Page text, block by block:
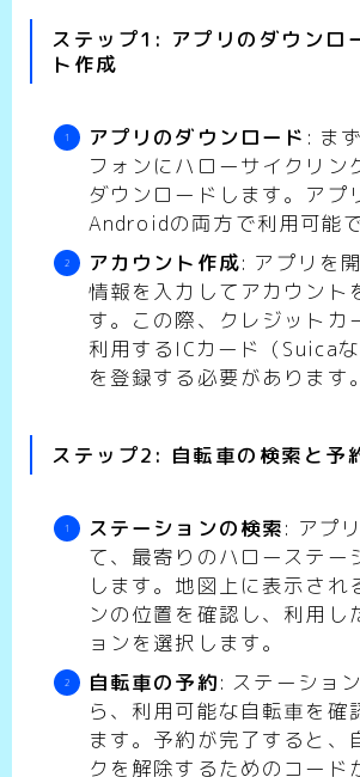
ステップ1: アプリのダウンロ
ト作成
アプリのダウンロード : ま
フォンにハローサイクリン
ダウンロードします。アプ
Androidの両方で利用可能で
アカウント作成: アプリを
情報を入力してアカウント
す。この際、クレジットカ
利用するICカード（Suica
を登録する必要があります。
ステップ2: 自転車の検索と予
ステーションの検索: アプ
て、最寄りのハローステー
します。地図上に表示され
ンの位置を確認し、利用し
ョンを選択します。
自転車の予約: ステーショ
ら、利用可能な自転車を確
ます。予約が完了すると、
クを解除するためのコード